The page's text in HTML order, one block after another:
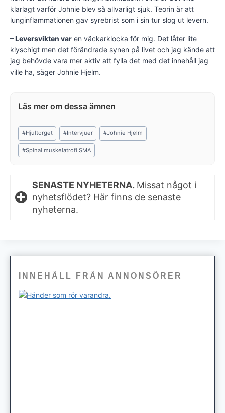
klarlagt varför Johnie blev så allvarligt sjuk. Teorin är att
lunginflammationen gav syrebrist som i sin tur slog ut levern.
– Leversvikten var en väckarklocka för mig. Det låter lite
klyschigt men det förändrade synen på livet och jag kände att
jag behövde vara mer aktiv att fylla det med det innehåll jag
ville ha, säger Johnie Hjelm.
Post
Tags:
#Hjultorget #Intervjuer #Johnie Hjelm
#Spinal muskelatrofi SMA
SENASTE NYHETERNA. Missat något i
nyhetsflödet? Här finns de senaste
nyheterna.
INNEHÅLL FRÅN ANNONSÖRER